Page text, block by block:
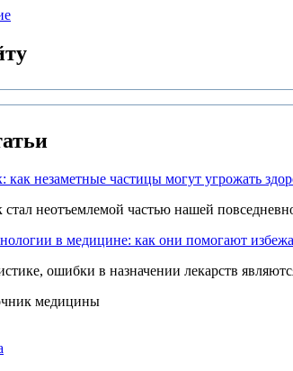
как незаметные частицы могут угрожать
неотъемлемой частью нашей
в медицине: как они помогают
ошибки в назначении лекарств
медицины